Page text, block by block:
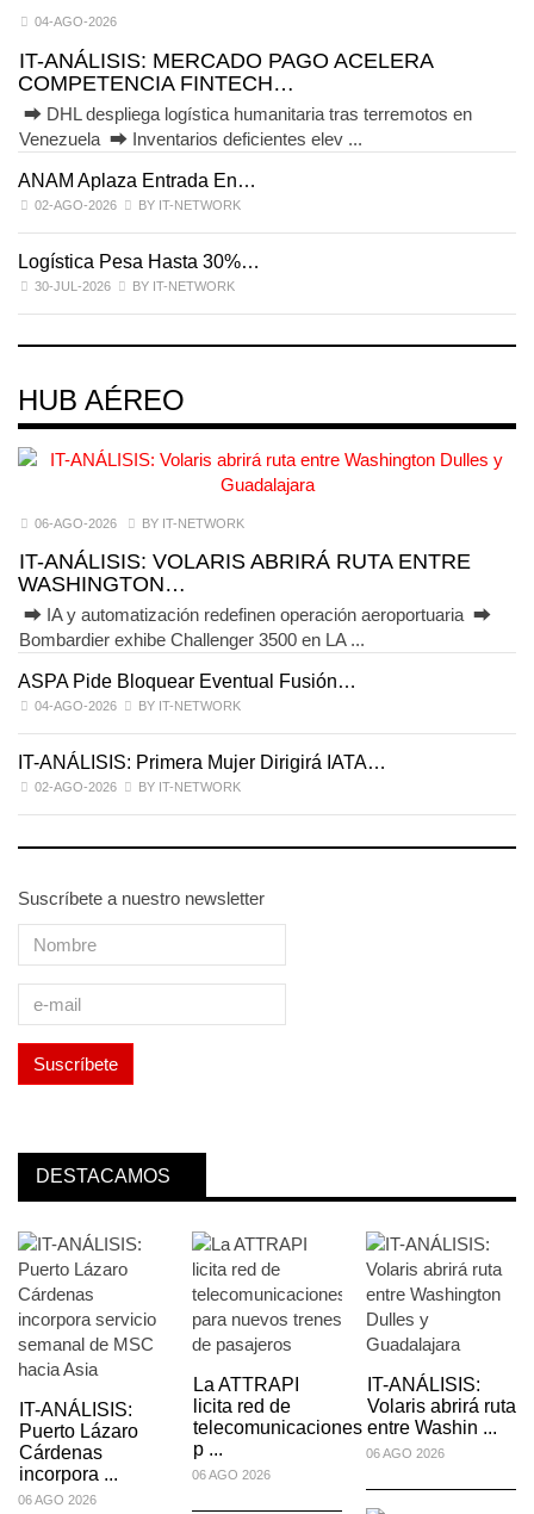
04-AGO-2026
IT-ANÁLISIS: MERCADO PAGO ACELERA
COMPETENCIA FINTECH…
⮕ DHL despliega logística humanitaria tras terremotos en
Venezuela ⮕ Inventarios deficientes elev ...
ANAM Aplaza Entrada En…
02-AGO-2026 BY IT-NETWORK
Logística Pesa Hasta 30%…
30-JUL-2026 BY IT-NETWORK
HUB AÉREO
06-AGO-2026 BY IT-NETWORK
IT-ANÁLISIS: VOLARIS ABRIRÁ RUTA ENTRE
WASHINGTON…
⮕ IA y automatización redefinen operación aeroportuaria ⮕
Bombardier exhibe Challenger 3500 en LA ...
ASPA Pide Bloquear Eventual Fusión…
04-AGO-2026 BY IT-NETWORK
IT-ANÁLISIS: Primera Mujer Dirigirá IATA…
02-AGO-2026 BY IT-NETWORK
Suscríbete a nuestro newsletter
DESTACAMOS
IT-ANÁLISIS:
Puerto Lázaro
Cárdenas
incorpora ...
06 AGO 2026
La ATTRAPI
licita red de
telecomunicaciones
p ...
06 AGO 2026
IT-ANÁLISIS:
Volaris abrirá ruta
entre Washin ...
06 AGO 2026